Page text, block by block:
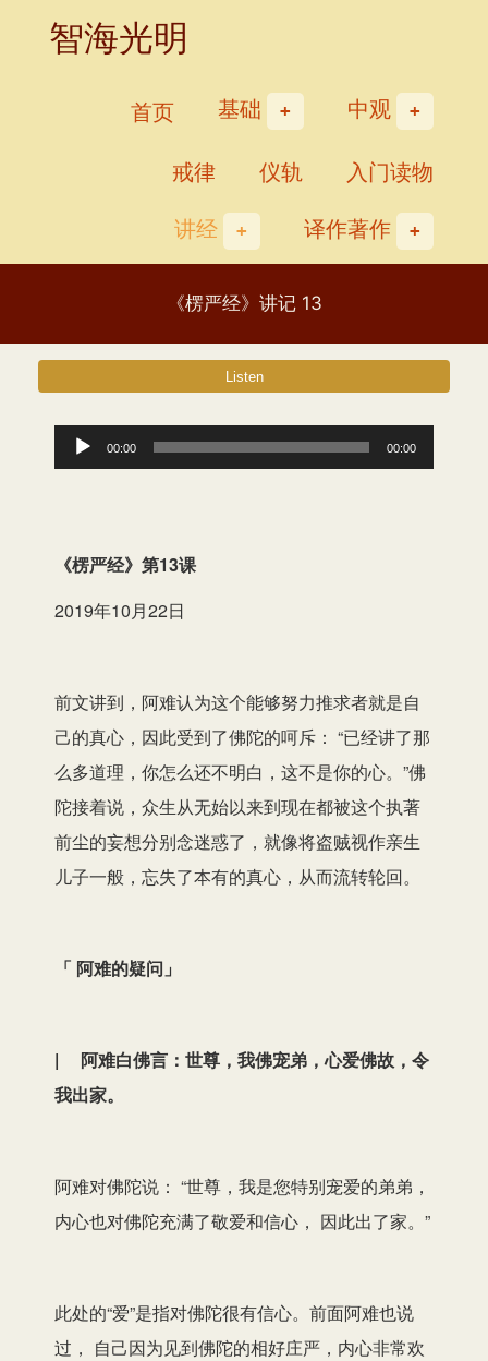
智海光明
首页 基础
中观
戒律
仪轨
入门读物
讲经
译作著作
《楞严经》讲记 13
频
器
00:00 00:00
《楞严经》第13课
2019年10月22日
前文讲到，阿难认为这个能够努力推求者就是自
己的真心，因此受到了佛陀的呵斥： “已经讲了那
么多道理，你怎么还不明白，这不是你的心。”佛
陀接着说，众生从无始以来到现在都被这个执著
前尘的妄想分别念迷惑了，就像将盗贼视作亲生
儿子一般，忘失了本有的真心，从而流转轮回。
「 阿难的疑问」
| 阿难白佛言：世尊，我佛宠弟，心爱佛故，令
我出家。
阿难对佛陀说： “世尊，我是您特别宠爱的弟弟，
内心也对佛陀充满了敬爱和信心， 因此出了家。”
此处的“爱”是指对佛陀很有信心。前面阿难也说
过， 自己因为见到佛陀的相好庄严，内心非常欢